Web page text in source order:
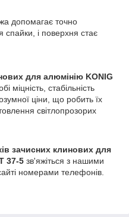
допомагає точно
спайки, і поверхня стає
для алюмінію KONIG
міцність, стабільність
ціни, що робить їх
світлопрозорих
зачисних клинових для
37-5 зв'яжіться з нашими
номерами телефонів.